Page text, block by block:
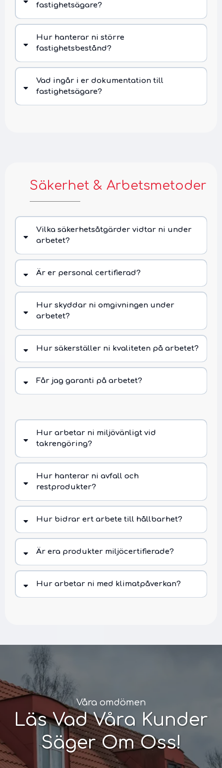
fastighetsägare?
Hur hanterar ni större
fastighetsbestånd?
Vad ingår i er dokumentation till
fastighetsägare?
Säkerhet & Arbetsmetoder
Vilka säkerhetsåtgärder vidtar ni under
arbetet?
Är er personal certifierad?
Hur skyddar ni omgivningen under
arbetet?
Hur säkerställer ni kvaliteten på arbetet?
Får jag garanti på arbetet?
Hur arbetar ni miljövänligt vid
takrengöring?
Hur hanterar ni avfall och
restprodukter?
Hur bidrar ert arbete till hållbarhet?
Är era produkter miljöcertifierade?
Hur arbetar ni med klimatpåverkan?
Våra omdömen
Läs Vad Våra Kunder
Säger Om Oss!